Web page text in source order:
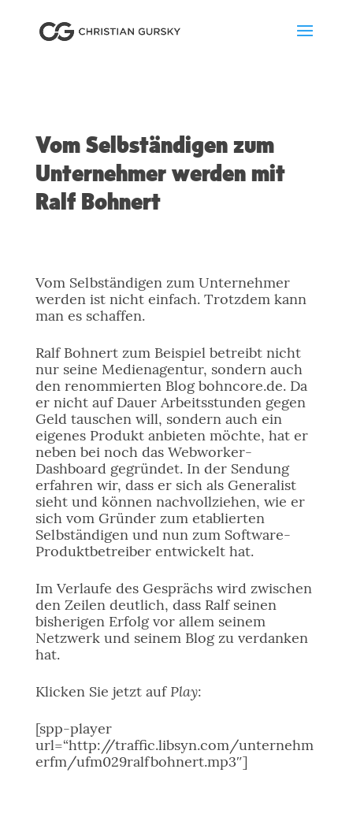
Vom Selbständigen zum
Unternehmer werden mit
Ralf Bohnert
Vom Selbständigen zum Unternehmer
werden ist nicht einfach. Trotzdem kann
man es schaffen.
Ralf Bohnert zum Beispiel betreibt nicht
nur seine Medienagentur, sondern auch
den renommierten Blog bohncore.de. Da
er nicht auf Dauer Arbeitsstunden gegen
Geld tauschen will, sondern auch ein
eigenes Produkt anbieten möchte, hat er
neben bei noch das Webworker-
Dashboard gegründet. In der Sendung
erfahren wir, dass er sich als Generalist
sieht und können nachvollziehen, wie er
sich vom Gründer zum etablierten
Selbständigen und nun zum Software-
Produktbetreiber entwickelt hat.
Im Verlaufe des Gesprächs wird zwischen
den Zeilen deutlich, dass Ralf seinen
bisherigen Erfolg vor allem seinem
Netzwerk und seinem Blog zu verdanken
hat.
Klicken Sie jetzt aufPlay:
[spp-player
url=“http://traffic.libsyn.com/unternehm
erfm/ufm029ralfbohnert.mp3″]